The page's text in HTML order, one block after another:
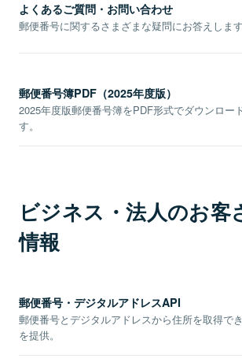
よくあるご質問・お問い合わせ
郵便番号に関するさまざまな疑問にお答えします
郵便番号簿PDF（2025年度版）
2025年度版郵便番号簿をPDF形式でダウンロー
す。
ビジネス・法人のお客
情報
郵便番号・デジタルアドレスAPI
郵便番号とデジタルアドレスから住所を取得で
を提供。